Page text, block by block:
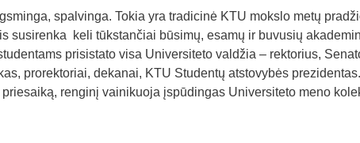
spalvinga. Tokia yra tradicinė KTU mokslo metų
susirenka keli tūkstančiai būsimų, esamų ir buvusių
prisistato visa Universiteto valdžia – rektorius,
prorektoriai, dekanai, KTU Studentų atstovybės
renginį vainikuoja įspūdingas Universiteto meno